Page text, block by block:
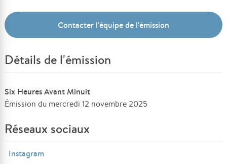
Contacter l'équipe de l'émission
Détails de l'émission
Six Heures Avant Minuit
Émission du mercredi 12 novembre 2025
Réseaux sociaux
Instagram